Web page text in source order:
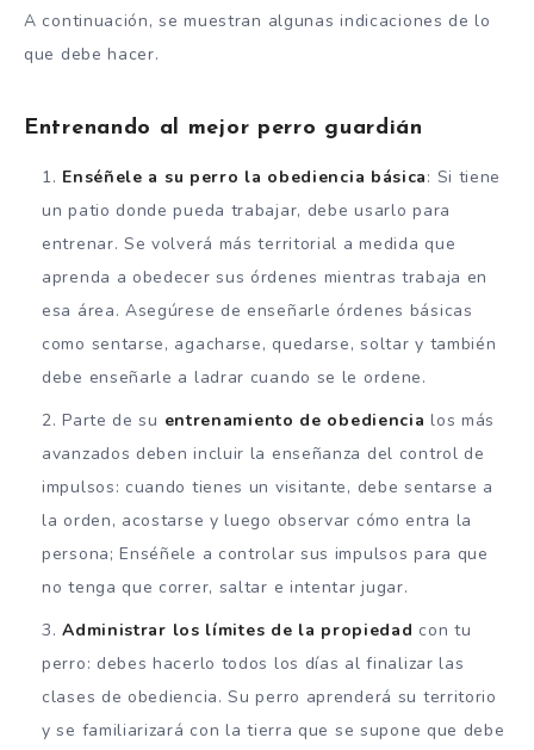
A continuación, se muestran algunas indicaciones de lo
que debe hacer.
Entrenando al mejor perro guardián
Enséñele a su perro la obediencia básica: Si tiene
un patio donde pueda trabajar, debe usarlo para
entrenar. Se volverá más territorial a medida que
aprenda a obedecer sus órdenes mientras trabaja en
esa área. Asegúrese de enseñarle órdenes básicas
como sentarse, agacharse, quedarse, soltar y también
debe enseñarle a ladrar cuando se le ordene.
Parte de su entrenamiento de obediencia los más
avanzados deben incluir la enseñanza del control de
impulsos: cuando tienes un visitante, debe sentarse a
la orden, acostarse y luego observar cómo entra la
persona; Enséñele a controlar sus impulsos para que
no tenga que correr, saltar e intentar jugar.
Administrar los límites de la propiedad con tu
perro: debes hacerlo todos los días al finalizar las
clases de obediencia. Su perro aprenderá su territorio
y se familiarizará con la tierra que se supone que debe